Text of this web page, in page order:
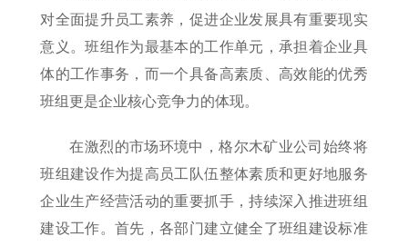
对全面提升员工素养，促进企业发展具有重要现实
意义。班组作为最基本的工作单元，承担着企业具
体的工作事务，而一个具备高素质、高效能的优秀
班组更是企业核心竞争力的体现。
在激烈的市场环境中，格尔木矿业公司始终将
班组建设作为提高员工队伍整体素质和更好地服务
企业生产经营活动的重要抓手，持续深入推进班组
建设工作。首先，各部门建立健全了班组建设标准